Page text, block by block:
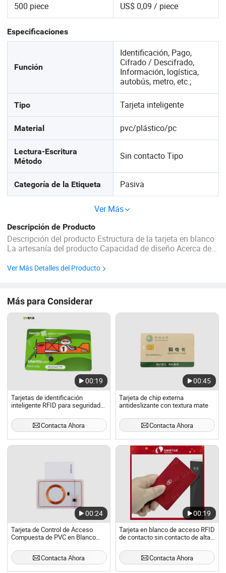
500 piece US$ 0,09 / piece
Especificaciones
Función
Identificación, Pago,
Cifrado / Descifrado,
Información, logística,
autobús, metro, etc.;
Tipo Tarjeta inteligente
Material pvc/plástico/pc
Lectura-Escritura
Método
Sin contacto Tipo
Categoría de la Etiqueta Pasiva
Ver Más
Descripción de Producto
Descripción del producto Estructura de la tarjeta en blanco
La artesanía del producto Capacidad de diseño Acerca de
Guangzhou Zhanfeng Smart Card Technology Co., Ltd. es
Ver Más Detalles del Producto
Más para Considerar
00:19
Tarjetas de identificación
inteligente RFID para seguridad
Contacta Ahora
00:45
Tarjeta de chip externa
antideslizante con textura mate
Contacta Ahora
00:24
Tarjeta de Control de Acceso
Compuesta de PVC en Blanco
Frecuencia 13.56MHz+125kHz
para Comunicación NFC
Contacta Ahora
00:19
Tarjeta en blanco de acceso RFID
de contacto sin contacto de alta
Contacta Ahora